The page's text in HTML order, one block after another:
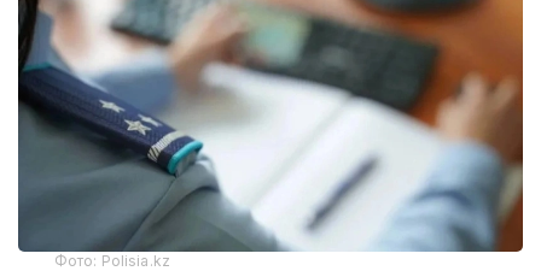
Фото: Polisia.kz